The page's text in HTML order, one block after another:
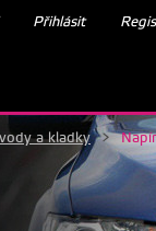
Přihlásit
a kladky >